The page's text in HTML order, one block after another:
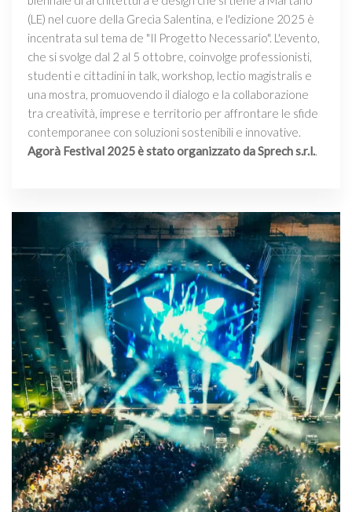
(LE) nel cuore della Grecìa Salentina, e l'edizione 2025 è
incentrata sul tema de "Il Progetto Necessario". L'evento,
che si svolge dal 2 al 5 ottobre, coinvolge professionisti,
studenti e cittadini in talk, workshop, lectio magistralis e
una mostra, promuovendo il dialogo e la collaborazione
tra creatività, imprese e territorio per affrontare le sfide
contemporanee con soluzioni sostenibili e innovative.
Agorà Festival 2025 è stato organizzato da Sprech s.r.l..